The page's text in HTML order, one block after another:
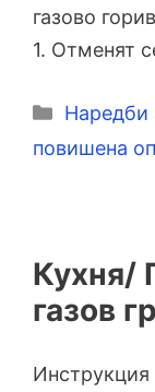
газово
1. Отменят
Наредби
повишена
Кухня/
газов
Инструкция